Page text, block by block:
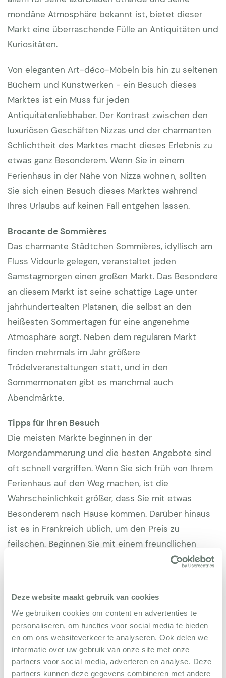
Deze website maakt gebruik van cookies
We gebruiken cookies om content en advertenties te
personaliseren, om functies voor social media te bieden
en om ons websiteverkeer te analyseren. Ook delen we
informatie over uw gebruik van onze site met onze
partners voor social media, adverteren en analyse. Deze
partners kunnen deze gegevens combineren met andere
mondäne Atmosphäre bekannt ist, bietet dieser
Markt eine überraschende Fülle an Antiquitäten und
Kuriositäten.
Von eleganten Art-déco-Möbeln bis hin zu seltenen
Büchern und Kunstwerken - ein Besuch dieses
Marktes ist ein Muss für jeden
Antiquitätenliebhaber. Der Kontrast zwischen den
luxuriösen Geschäften Nizzas und der charmanten
Schlichtheit des Marktes macht dieses Erlebnis zu
etwas ganz Besonderem. Wenn Sie in einem
Ferienhaus in der Nähe von Nizza wohnen, sollten
Sie sich einen Besuch dieses Marktes während
Ihres Urlaubs auf keinen Fall entgehen lassen.
Brocante de Sommières
Das charmante Städtchen Sommières, idyllisch am
Fluss Vidourle gelegen, veranstaltet jeden
Samstagmorgen einen großen Markt. Das Besondere
an diesem Markt ist seine schattige Lage unter
jahrhundertealten Platanen, die selbst an den
heißesten Sommertagen für eine angenehme
Atmosphäre sorgt. Neben dem regulären Markt
finden mehrmals im Jahr größere
Trödelveranstaltungen statt, und in den
Sommermonaten gibt es manchmal auch
Abendmärkte.
Tipps für Ihren Besuch
Die meisten Märkte beginnen in der
Morgendämmerung und die besten Angebote sind
oft schnell vergriffen. Wenn Sie sich früh von Ihrem
Ferienhaus auf den Weg machen, ist die
Wahrscheinlichkeit größer, dass Sie mit etwas
Besonderem nach Hause kommen. Darüber hinaus
ist es in Frankreich üblich, um den Preis zu
feilschen. Beginnen Sie mit einem freundlichen
Lächeln, seien Sie respektvoll und versuchen Sie es
auf Französisch - auch ein paar Worte werden
Gegenstände aus der Provence, wie bunte
provenzalische Stoffe, handbemalte Keramik aus
Moustiers-Sainte-Marie oder traditionelle
Schneidebretter aus Olivenholz.
EinFerienhaus in der Provencebietet den